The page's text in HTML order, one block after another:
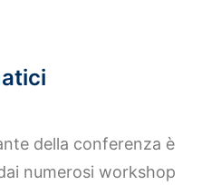
della conferenza è
numerosi workshop